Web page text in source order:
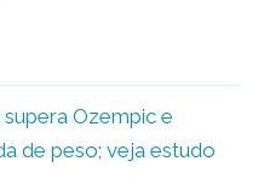
Ozempic e
de peso; veja estudo